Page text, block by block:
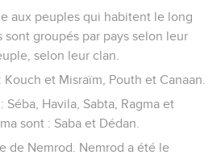
aux peuples qui habitent le long
sont groupés par pays selon leur
selon leur clan.
et Misraïm, Pouth et Canaan.
Séba, Havila, Sabta, Ragma et
sont : Saba et Dédan.
de Nemrod. Nemrod a été le